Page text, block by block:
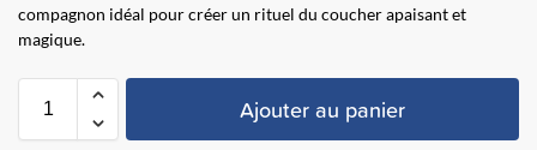
compagnon idéal pour créer un rituel du coucher apaisant et
magique.
Ajouter au panier